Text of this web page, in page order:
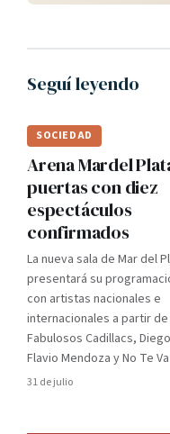
Seguí leyendo
SOCIEDAD
Arena Mardel
puertas con diez
espectáculos
confirmados
La nueva sala de Mar del
presentará su
con artistas nacionales e
internacionales a partir
Fabulosos Cadillacs,
Flavio Mendoza y No Te
31 de julio